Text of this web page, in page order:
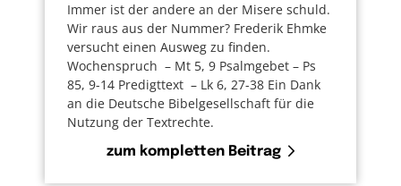
Immer ist der andere an der Misere schuld.
Wir raus aus der Nummer? Frederik Ehmke
versucht einen Ausweg zu finden.
Wochenspruch – Mt 5, 9 Psalmgebet – Ps
85, 9-14 Predigttext – Lk 6, 27-38 Ein Dank
an die Deutsche Bibelgesellschaft für die
Nutzung der Textrechte.
zum kompletten Beitrag